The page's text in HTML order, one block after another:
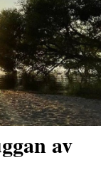
av